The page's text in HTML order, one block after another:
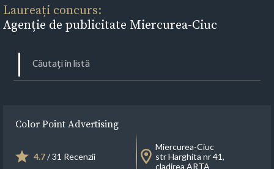
Laureați concurs:
Agenție de publicitate Miercurea-Ciuc
Color Point Advertising
4.7/ 31 Recenzii
Miercurea-Ciuc
str Harghita nr 41,
cladirea ARTA